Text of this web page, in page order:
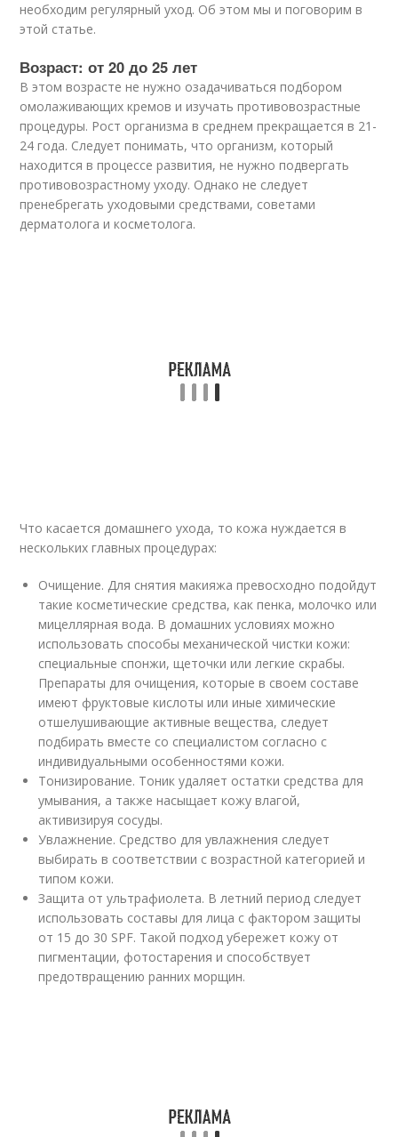
необходим регулярный уход. Об этом мы и поговорим в
этой статье.
Возраст: от 20 до 25 лет
В этом возрасте не нужно озадачиваться подбором
омолаживающих кремов и изучать противовозрастные
процедуры. Рост организма в среднем прекращается в 21-
24 года. Следует понимать, что организм, который
находится в процессе развития, не нужно подвергать
противовозрастному уходу. Однако не следует
пренебрегать уходовыми средствами, советами
дерматолога и косметолога.
Что касается домашнего ухода, то кожа нуждается в
нескольких главных процедурах:
Очищение. Для снятия макияжа превосходно подойдут
такие косметические средства, как пенка, молочко или
мицеллярная вода. В домашних условиях можно
использовать способы механической чистки кожи:
специальные спонжи, щеточки или легкие скрабы.
Препараты для очищения, которые в своем составе
имеют фруктовые кислоты или иные химические
отшелушивающие активные вещества, следует
подбирать вместе со специалистом согласно с
индивидуальными особенностями кожи.
Тонизирование. Тоник удаляет остатки средства для
умывания, а также насыщает кожу влагой,
активизируя сосуды.
Увлажнение. Средство для увлажнения следует
выбирать в соответствии с возрастной категорией и
типом кожи.
Защита от ультрафиолета. В летний период следует
использовать составы для лица с фактором защиты
от 15 до 30 SPF. Такой подход убережет кожу от
пигментации, фотостарения и способствует
предотвращению ранних морщин.